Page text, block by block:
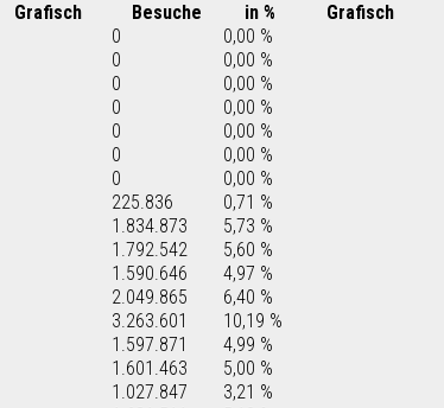
Grafisch Besuche in %
Grafisch
0
0,00 %
0
0,00 %
0
0,00 %
0
0,00 %
0
0,00 %
0
0,00 %
0
0,00 %
225.836
0,71 %
1.834.873
5,73 %
1.792.542
5,60 %
1.590.646
4,97 %
2.049.865
6,40 %
3.263.601
10,19 %
1.597.871
4,99 %
1.601.463
5,00 %
1.027.847
3,21 %